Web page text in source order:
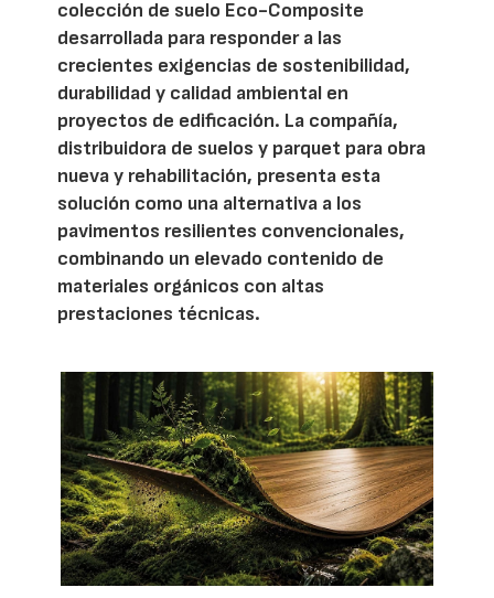
colección de suelo Eco-Composite
desarrollada para responder a las
crecientes exigencias de sostenibilidad,
durabilidad y calidad ambiental en
proyectos de edificación. La compañía,
distribuidora de suelos y parquet para obra
nueva y rehabilitación, presenta esta
solución como una alternativa a los
pavimentos resilientes convencionales,
combinando un elevado contenido de
materiales orgánicos con altas
prestaciones técnicas.